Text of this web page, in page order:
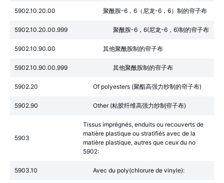
5902.10.20.00 聚酰胺-6，6（尼龙-6，6）制的帘子布
5902.10.20.00.999 聚酰胺-6，6(尼龙-6，6)制的帘子布
5902.10.90.00 其他聚酰胺制的帘子布
5902.10.90.00.999 其他聚酰胺制的帘子布
5902.20 Of polyesters (聚酯高强力纱制的帘子布)
5902.90 Other (粘胶纤维高强力纱制帘子布)
5903
Tissus imprégnés, enduits ou recouverts de
matière plastique ou stratifiés avec de la
matière plastique, autres que ceux du no
5902:
5903.10 Avec du poly(chlorure de vinyle):